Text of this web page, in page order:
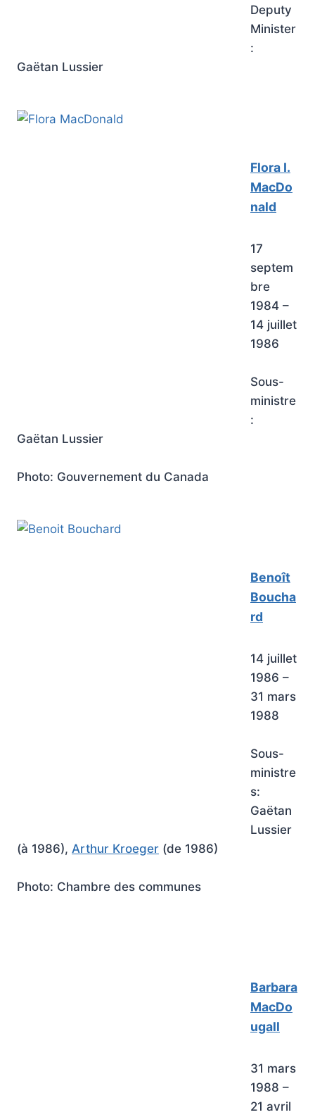
Deputy
Minister
:
Gaëtan Lussier
Flora I.
MacDo
nald
17
septem
bre
1984 –
14 juillet
1986
Sous-
ministre
:
Gaëtan Lussier
Photo: Gouvernement du Canada
Benoît
Boucha
rd
14 juillet
1986 –
31 mars
1988
Sous-
ministre
s:
Gaëtan
Lussier
(à 1986), Arthur Kroeger (de 1986)
Photo: Chambre des communes
Barbara
MacDo
ugall
31 mars
1988 –
21 avril